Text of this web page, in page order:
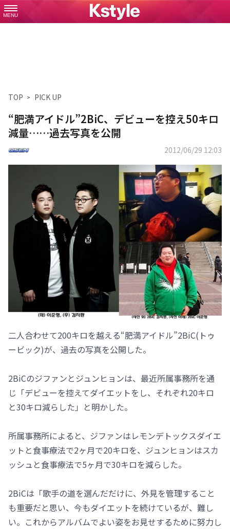
MENU
TOP PICK UP
“肥満アイドル”2BiC、デビューを控え50キロ
減量……過去写真を公開
2012/06/29 12:03
二人合わせて200キロを越える“肥満アイドル”2BiC(トゥ
ービック)が、過去の写真を公開した。
2BiCのジファンとジュンヒョンは、最近所属事務所を通
じ「デビューを控えてダイエットをし、それぞれ20キロ
と30キロ減らした」と明かした。
所属事務所によると、ジファンはレモンデトックスダイエ
ットと食事療法で2ヶ月で20キロを、ジュンヒョンはスカ
ッシュと食事療法で5ヶ月で30キロを減らした。
2BiCは「歌手の道を選んだだけに、外見を管理すること
も重要だと思い、今もダイエットを続けているが、難し
い。これからアルバムでよい姿をお見せするために努力し